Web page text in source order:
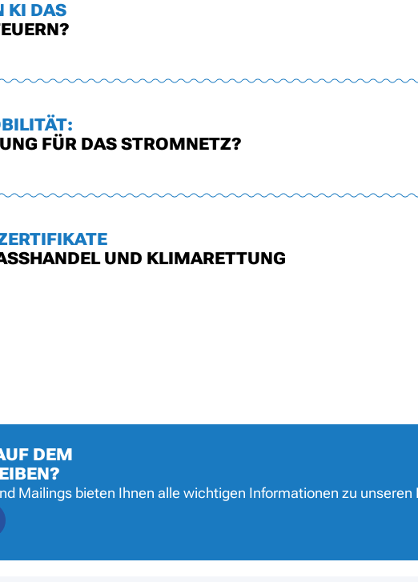
KI DAS
FÜR DAS STROMNETZ?
UND KLIMARETTUNG
DEM
Mailings bieten Ihnen alle wichtigen Informationen zu